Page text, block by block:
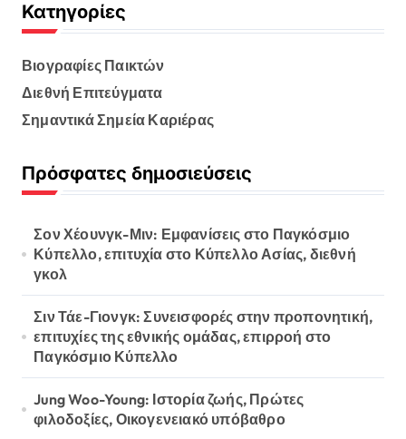
i
n
c
h
o
r
:
Κατηγορίες
Βιογραφίες Παικτών
Διεθνή Επιτεύγματα
Σημαντικά Σημεία Καριέρας
Πρόσφατες δημοσιεύσεις
Σον Χέουνγκ-Μιν: Εμφανίσεις στο Παγκόσμιο
Κύπελλο, επιτυχία στο Κύπελλο Ασίας, διεθνή
γκολ
Σιν Τάε-Γιονγκ: Συνεισφορές στην προπονητική,
επιτυχίες της εθνικής ομάδας, επιρροή στο
Παγκόσμιο Κύπελλο
Jung Woo-Young: Ιστορία ζωής, Πρώτες
φιλοδοξίες, Οικογενειακό υπόβαθρο